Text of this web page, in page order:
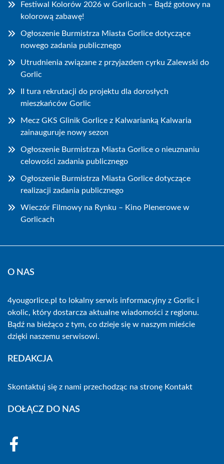
Festiwal Kolorów 2026 w Gorlicach – Bądź gotowy na
kolorową zabawę!
Ogłoszenie Burmistrza Miasta Gorlice dotyczące
nowego zadania publicznego
Utrudnienia związane z przyjazdem cyrku Zalewski do
Gorlic
II tura rekrutacji do projektu dla dorosłych
mieszkańców Gorlic
Mecz GKS Glinik Gorlice z Kalwarianką Kalwaria
zainauguruje nowy sezon
Ogłoszenie Burmistrza Miasta Gorlice o nieuznaniu
celowości zadania publicznego
Ogłoszenie Burmistrza Miasta Gorlice dotyczące
realizacji zadania publicznego
Wieczór Filmowy na Rynku – Kino Plenerowe w
Gorlicach
O NAS
4yougorlice.pl to lokalny serwis informacyjny z Gorlic i
okolic, który dostarcza aktualne wiadomości z regionu.
Bądź na bieżąco z tym, co dzieje się w naszym mieście
dzięki naszemu serwisowi.
REDAKCJA
Skontaktuj się z nami przechodząc na stronę Kontakt
DOŁĄCZ DO NAS